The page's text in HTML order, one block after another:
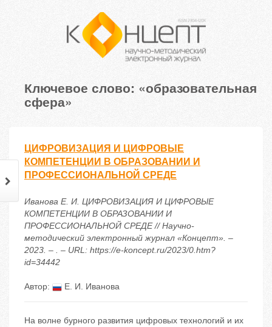
Ключевое слово: «образовательная
сфера»
ЦИФРОВИЗАЦИЯ И ЦИФРОВЫЕ
КОМПЕТЕНЦИИ В ОБРАЗОВАНИИ И
ПРОФЕССИОНАЛЬНОЙ СРЕДЕ
Иванова Е. И. ЦИФРОВИЗАЦИЯ И ЦИФРОВЫЕ
КОМПЕТЕНЦИИ В ОБРАЗОВАНИИ И
ПРОФЕССИОНАЛЬНОЙ СРЕДЕ // Научно-
методический электронный журнал «Концепт». –
2023. – . – URL: https://e-koncept.ru/2023/0.htm?
id=34442
Автор: Е. И. Иванова
На волне бурного развития цифровых технологий и их